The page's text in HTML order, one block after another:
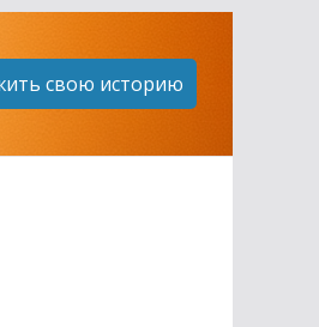
свою историю